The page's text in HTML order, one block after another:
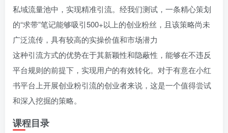
私域流量池中，实现精准引流。经我们测试，一条精心策划
的“求带”笔记能够吸引500+以上的创业粉丝，且该策略尚未
广泛流传，具有较高的实操价值和市场潜力
这种引流方式的优势在于其新颖性和隐蔽性，能够在不违反
平台规则的前提下，实现用户的有效转化。对于有意在小红
书平台上开展创业粉引流的创业者来说，这是一个值得尝试
和深入挖掘的策略。
课程目录